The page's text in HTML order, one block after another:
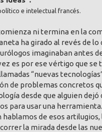
e intelectual francés.
ni termina en la
ha girado al revés de lo
imaginaban antes
es por ese vértigo que se
“nuevas
de problemas concretos
desde que alguien dejó
para usar una
de esos artilugios,
la mirada desde las